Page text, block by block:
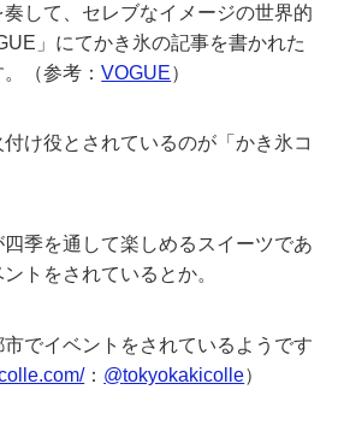
して、セレブなイメージの世界的
」にてかき氷の記事を書かれた
。（参考：VOGUE）
け役とされているのが「かき氷コ
季を通して楽しめるスイーツであ
トをされているとか。
でイベントをされているようです
： @tokyokakicolle）